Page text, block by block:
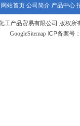
网站首页 公司简介 产品中心
工产品贸易有限公司 版权所
GoogleSitemap ICP备案号